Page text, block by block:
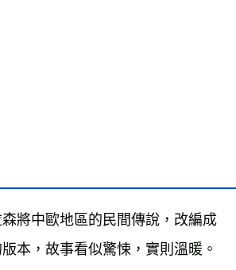
將中歐地區的民間傳說，改編成
本，故事看似驚悚，實則溫暖。